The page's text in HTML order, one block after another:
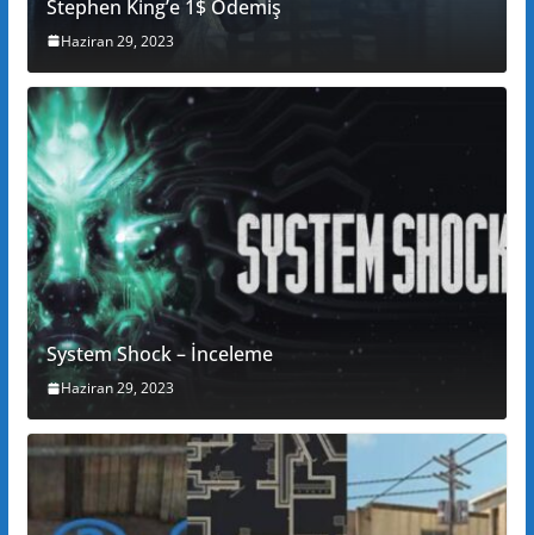
Stephen King’e 1$ Ödemiş
Haziran 29, 2023
System Shock – İnceleme
Haziran 29, 2023